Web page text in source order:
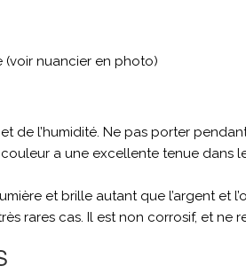
nuancier en photo)
de l’humidité. Ne pas porter
a une excellente tenue dans
et brille autant que l’argent et
rares cas. Il est non corrosif, et